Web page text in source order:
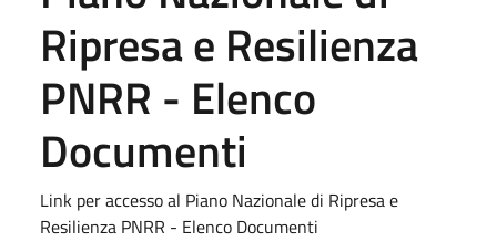
Ripresa e Resilienza
PNRR - Elenco
Documenti
Link per accesso al Piano Nazionale di Ripresa e
Resilienza PNRR - Elenco Documenti